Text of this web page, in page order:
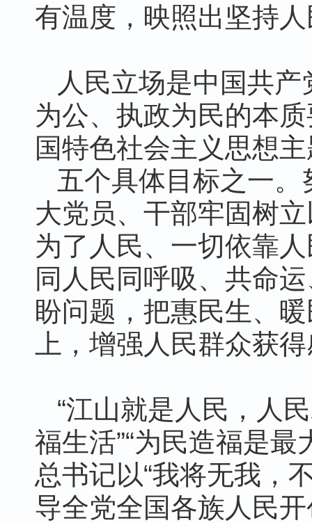
有温度，映照出坚持
人民立场是中国共
为公、执政为民的本
国特色社会主义思想
五个具体目标之一
大党员、干部牢固树
为了人民、一切依靠
同人民同呼吸、共命
盼问题，把惠民生、
上，增强人民群众获
“江山就是人民，人
福生活”“为民造福是
总书记以“我将无我，
导全党全国各族人民